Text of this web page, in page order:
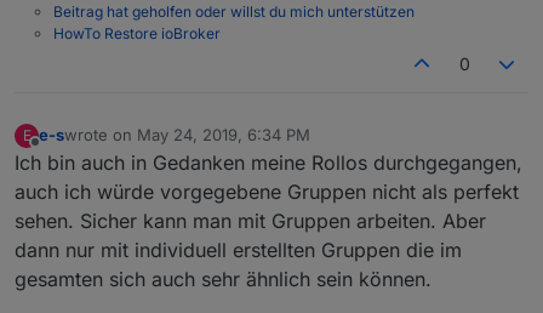
Wenn ich an meine Anforderungen denke, gibt
Bei mir ist es wirklich nur der Rollladen in dem
festgelegte Helligkeit. alles andere läuft automatisch.
Dann kamen die Ausnahmen: Kind konnte morgens
länger schlafen, weil erste Stunde frei; Besuch war
da...
vollautomatisch (mit unterschiedlichen Zeiten und
Höhen je Zimmer).
@ simatecsagte in[Aufruf] Neuer Adapter
ioBroker.shuttercontrol :
Gruppen können wir natürlich noch viele
kreieren
Aber es gibt deutlich weniger sinnvolle
Gruppierungsmöglichkeiten als individuelle
Beitrag hat geholfen oder willst du mich unterstützen
HowTo Restore ioBroker
0
E
Offline
e-swrote on May 24, 2019, 6:34 PM
last edited by
Ich bin auch in Gedanken meine Rollos durchgegangen,
auch ich würde vorgegebene Gruppen nicht als perfekt
sehen. Sicher kann man mit Gruppen arbeiten. Aber
dann nur mit individuell erstellten Gruppen die im
gesamten sich auch sehr ähnlich sein können.